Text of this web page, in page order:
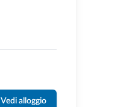
Vedi alloggio